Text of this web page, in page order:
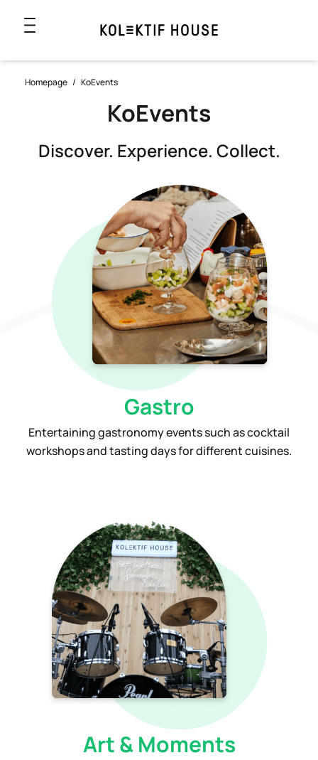
Homepage / KoEvents
KoEvents
Discover. Experience. Collect.
Gastro
Entertaining gastronomy events such as cocktail
workshops and tasting days for different cuisines.
Art & Moments